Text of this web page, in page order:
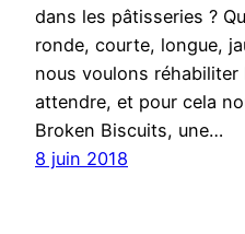
dans les pâtisseries ?
ronde, courte, longue,
nous voulons réhabiliter
attendre, et pour cela
Broken Biscuits, une…
8 juin 2018